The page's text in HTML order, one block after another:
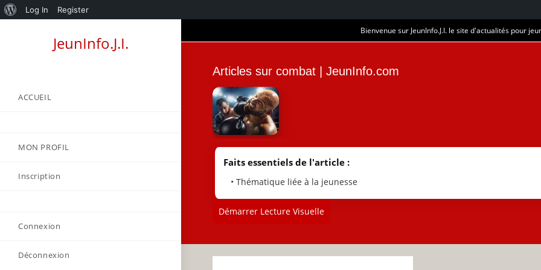
About
Log In Register
to
Bienvenue sur JeunInfo.J.I. le site d'actualités pour
JeunInfo.J.I.
ACCUEIL
MON PROFIL
Inscription
Connexion
Déconnexion
Articles sur combat | JeunInfo.com
Faits essentiels de l'article :
• Thématique liée à la jeunesse
Démarrer Lecture Visuelle